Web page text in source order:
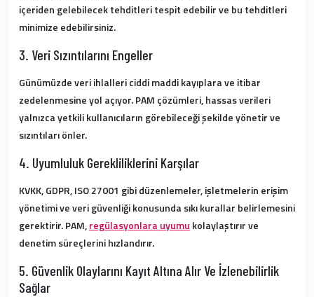
içeriden gelebilecek tehditleri tespit edebilir ve bu tehditleri
minimize edebilirsiniz.
3. Veri Sızıntılarını Engeller
Günümüzde veri ihlalleri ciddi maddi kayıplara ve itibar
zedelenmesine yol açıyor.PAM çözümleri, hassas verileri
yalnızca yetkili kullanıcıların görebileceği şekilde yönetir ve
sızıntıları önler.
4. Uyumluluk Gerekliliklerini Karşılar
KVKK, GDPR, ISO 27001 gibi düzenlemeler, işletmelerin erişim
yönetimi ve veri güvenliğikonusunda sıkı kurallar belirlemesini
gerektirir.PAM,regülasyonlara uyumu kolaylaştırır ve
denetim süreçlerini hızlandırır.
5. Güvenlik Olaylarını Kayıt Altına Alır Ve İzlenebilirlik
Sağlar